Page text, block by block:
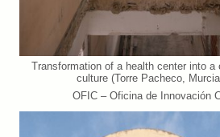
Transformation of a health center into a
culture (Torre Pacheco,
OFIC – Oficina de Innovación